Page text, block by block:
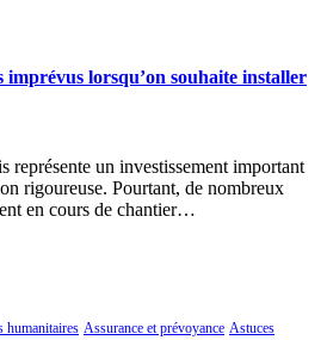
imprévus lorsqu’on souhaite installer
représente un investissement important
rigoureuse. Pourtant, de nombreux
en cours de chantier…
humanitaires Assurance et prévoyance Astuces